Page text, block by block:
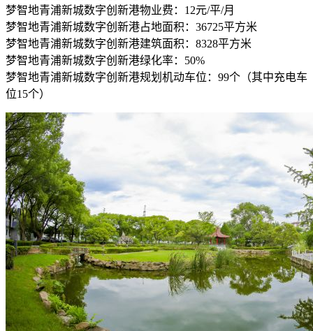
梦智地青浦新城数字创新港物业费：12元/平/月
梦智地青浦新城数字创新港占地面积：36725平方米
梦智地青浦新城数字创新港建筑面积：8328平方米
梦智地青浦新城数字创新港绿化率：50%
梦智地青浦新城数字创新港规划机动车位：99个（其中充电车
位15个）